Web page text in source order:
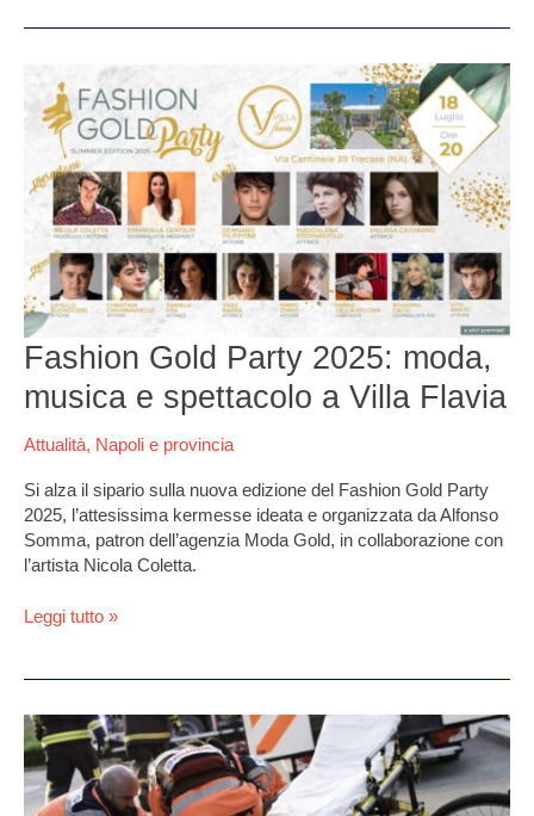
Fashion Gold Party 2025: moda,
musica e spettacolo a Villa Flavia
Attualità, Napoli e provincia
Si alza il sipario sulla nuova edizione del Fashion Gold Party
2025, l’attesissima kermesse ideata e organizzata da Alfonso
Somma, patron dell’agenzia Moda Gold, in collaborazione con
l’artista Nicola Coletta.
Gold
Party
2025:
moda,
musica
spettacolo
a
Villa
Flavia
Leggi tutto »
Tragedia
a
Trecase,
Angelo